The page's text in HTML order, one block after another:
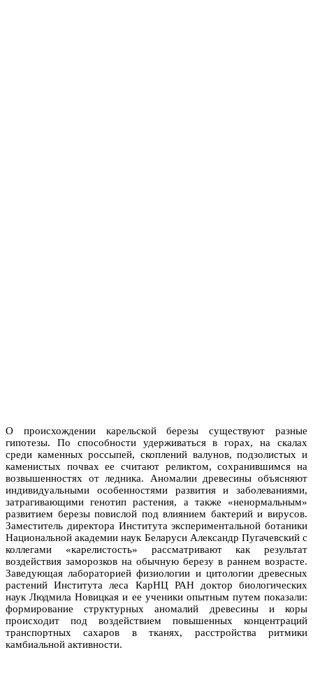
О происхождении карельской березы существуют разные
гипотезы. По способности удерживаться в горах, на скалах
среди каменных россыпей, скоплений валунов, подзолистых и
каменистых почвах ее считают реликтом, сохранившимся на
возвышенностях от ледника. Аномалии древесины объясняют
индивидуальными особенностями развития и заболеваниями,
затрагивающими генотип растения, а также «ненормальным»
развитием березы повислой под влиянием бактерий и вирусов.
Заместитель директора Института экспериментальной ботаники
Национальной академии наук Беларуси Александр Пугачевский с
коллегами «карелистость» рассматривают как результат
воздействия заморозков на обычную березу в раннем возрасте.
Заведующая лабораторией физиологии и цитологии древесных
растений Института леса КарНЦ РАН доктор биологических
наук Людмила Новицкая и ее ученики опытным путем показали:
формирование структурных аномалий древесины и коры
происходит под воздействием повышенных концентраций
транспортных сахаров в тканях, расстройства ритмики
камбиальной активности.